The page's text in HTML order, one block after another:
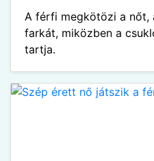
A férfi megkötözi a nőt,
farkát, miközben a
tartja.